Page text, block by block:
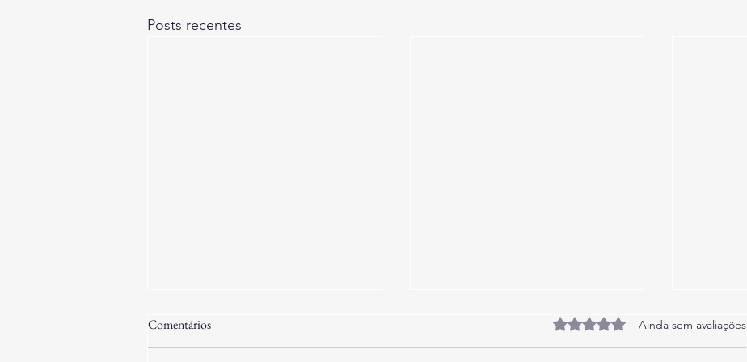
Posts recentes
Comentários Avaliado com 0 de 5 estrelas.
Ainda sem avaliações